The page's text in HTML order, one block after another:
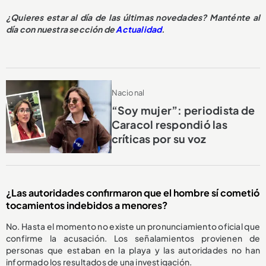
¿Quieres estar al día de las últimas novedades? Manténte al
día con nuestra sección deActualidad.
Nacional
“Soy mujer”: periodista de
Caracol respondió las
críticas por su voz
¿Las autoridades confirmaron que el hombre sí cometió
tocamientos indebidos a menores?
No. Hasta el momento no existe un pronunciamiento oficial que
confirme la acusación. Los señalamientos provienen de
personas que estaban en la playa y las autoridades no han
informado los resultados de una investigación.